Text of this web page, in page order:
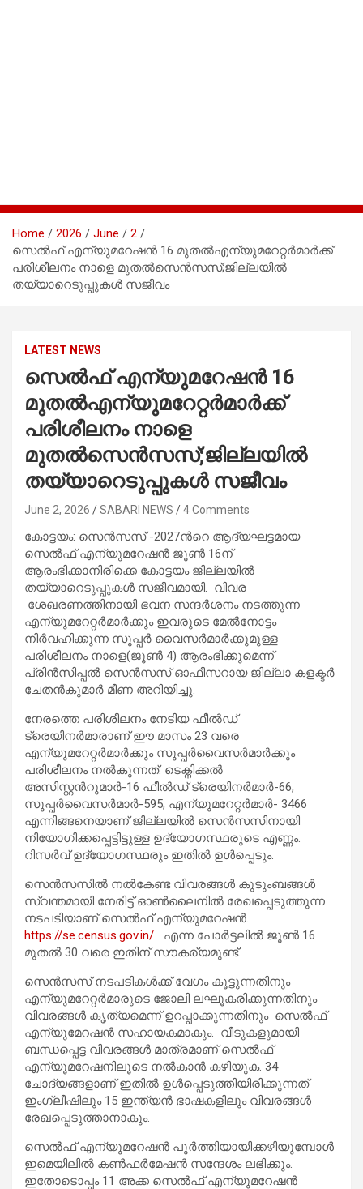
Home 2026 June
2
സെല്‍ഫ് എന്യുമറേഷന്‍ 16 മുതല്‍എന്യുമറേറ്റര്‍മാര്‍ക്ക്
പരിശീലനം നാളെ മുതല്‍സെന്‍സസ്;ജില്ലയില്‍
തയ്യാറെടുപ്പുകള്‍ സജീവം
LATEST NEWS
സെല്‍ഫ് എന്യുമറേഷന്‍ 16
മുതല്‍എന്യുമറേറ്റര്‍മാര്‍ക്ക്
പരിശീലനം നാളെ
മുതല്‍സെന്‍സസ്;ജില്ലയില്‍
തയ്യാറെടുപ്പുകള്‍ സജീവം
June 2, 2026 SABARI NEWS 4 Comments
കോട്ടയം: സെന്‍സസ് -2027ന്‍റെ ആദ്യഘട്ടമായ
സെല്‍ഫ് എന്യുമറേഷന്‍ ജൂണ്‍ 16ന്
ആരംഭിക്കാനിരിക്കെ കോട്ടയം ജില്ലയില്‍
തയ്യാറെടുപ്പുകള്‍ സജീവമായി. വിവര
ശേഖരണത്തിനായി ഭവന സന്ദര്‍ശനം നടത്തുന്ന
എന്യുമറേറ്റര്‍മാര്‍ക്കും ഇവരുടെ മേല്‍നോട്ടം
നിര്‍വഹിക്കുന്ന സൂപ്പര്‍ വൈസര്‍മാര്‍ക്കുമുള്ള
പരിശീലനം നാളെ(ജൂണ്‍ 4) ആരംഭിക്കുമെന്ന്
പ്രിന്‍സിപ്പല്‍ സെന്‍സസ് ഓഫീസറായ ജില്ലാ കളക്ടര്‍
ചേതന്‍കുമാര്‍ മീണ അറിയിച്ചു.
നേരത്തെ പരിശീലനം നേടിയ ഫീല്‍ഡ്
ട്രെയിനര്‍മാരാണ് ഈ മാസം 23 വരെ
എന്യുമറേറ്റര്‍മാര്‍ക്കും സൂപ്പര്‍വൈസര്‍മാര്‍ക്കും
പരിശീലനം നല്‍കുന്നത്. ടെക്നിക്കല്‍
അസിസ്റ്റന്‍റുമാര്‍-16 ഫീല്‍ഡ് ട്രെയിനര്‍മാര്‍-66,
സൂപ്പര്‍വൈസര്‍മാര്‍-595, എന്യുമറേറ്റര്‍മാര്‍- 3466
എന്നിങ്ങനെയാണ് ജില്ലയില്‍ സെന്‍സസിനായി
നിയോഗിക്കപ്പെട്ടിട്ടുള്ള ഉദ്യോഗസ്ഥരുടെ എണ്ണം.
റിസര്‍വ് ഉദ്യോഗസ്ഥരും ഇതില്‍ ഉള്‍പ്പെടും.
സെന്‍സസില്‍ നല്‍കേണ്ട വിവരങ്ങള്‍ കുടുംബങ്ങള്‍
സ്വന്തമായി നേരിട്ട് ഓണ്‍ലൈനില്‍ രേഖപ്പെടുത്തുന്ന
നടപടിയാണ് സെല്‍ഫ് എന്യുമറേഷന്‍.
https://se.census.gov.in/ എന്ന പോര്‍ട്ടലില്‍ ജൂണ്‍ 16
മുതല്‍ 30 വരെ ഇതിന് സൗകര്യമുണ്ട്.
സെന്‍സസ് നടപടികള്‍ക്ക് വേഗം കൂട്ടുന്നതിനും
എന്യുമറേറ്റര്‍മാരുടെ ജോലി ലഘൂകരിക്കുന്നതിനും
വിവരങ്ങള്‍ കൃത്യമെന്ന് ഉറപ്പാക്കുന്നതിനും സെല്‍ഫ്
എന്യുമേറഷന്‍ സഹായകമാകും. വീടുകളുമായി
ബന്ധപ്പെട്ട വിവരങ്ങള്‍ മാത്രമാണ് സെല്‍ഫ്
എന്യൂമറേഷനിലൂടെ നല്‍കാന്‍ കഴിയുക. 34
ചോദ്യങ്ങളാണ് ഇതില്‍ ഉള്‍പ്പെടുത്തിയിരിക്കുന്നത്
ഇംഗ്ലീഷിലും 15 ഇന്ത്യന്‍ ഭാഷകളിലും വിവരങ്ങള്‍
രേഖപ്പെടുത്താനാകും.
സെല്‍ഫ് എന്യുമറേഷന്‍ പൂര്‍ത്തിയായിക്കഴിയുമ്പോള്‍
ഇമെയിലില്‍ കണ്‍ഫര്‍മേഷന്‍ സന്ദേശം ലഭിക്കും.
ഇതോടൊപ്പം 11 അക്ക സെല്‍ഫ് എന്യുമറേഷന്‍